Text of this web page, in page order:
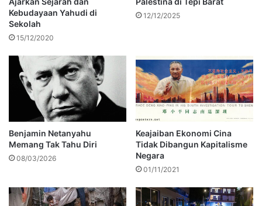
Kebudayaan Yahudi di
Sekolah
15/12/2020
12/12/2025
Benjamin Netanyahu
Memang Tak Tahu Diri
08/03/2026
Keajaiban Ekonomi Cina
Tidak Dibangun Kapitalisme
Negara
01/11/2021